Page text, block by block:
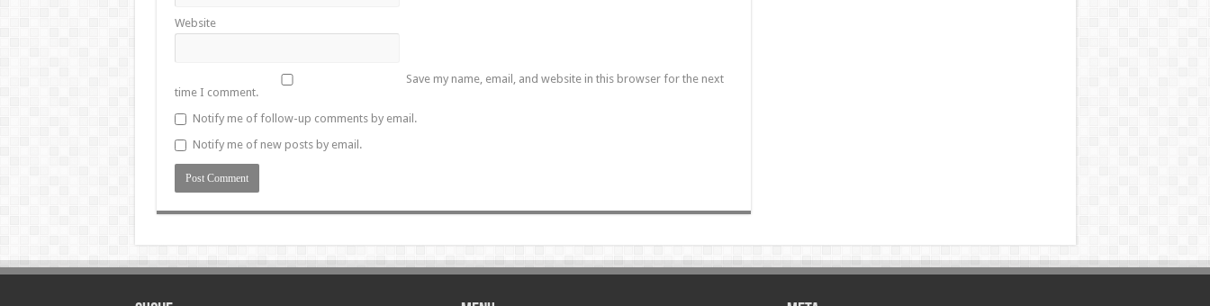
Website
Save my name, email, and website in this browser for the next
time I comment.
Notify me of follow-up comments by email.
Notify me of new posts by email.